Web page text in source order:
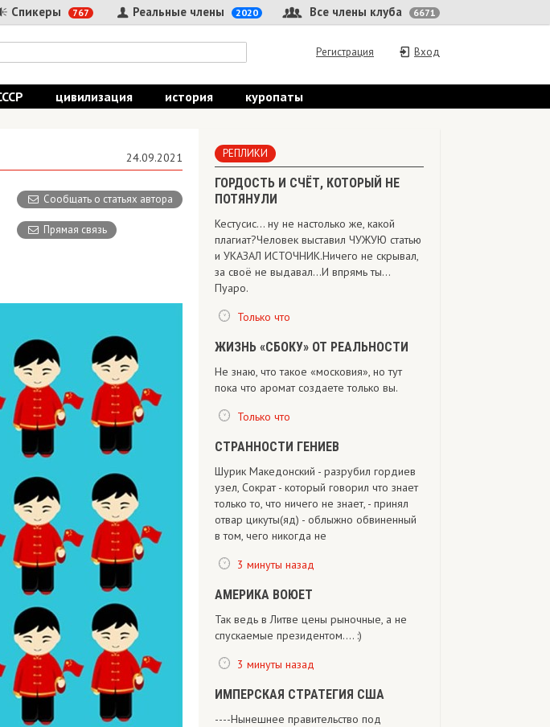
Спикеры 767 Все члены клуба 6671
Реальные члены 2020
Вход
Регистрация
цивилизация история куропаты
24.09.2021
Сообщать о статьях автора
Прямая связь
РЕПЛИКИ
ГОРДОСТЬ И СЧЁТ, КОТОРЫЙ НЕ
ПОТЯНУЛИ
Кестусис… ну не настолько же, какой
плагиат?Человек выставил ЧУЖУЮ статью
и УКАЗАЛ ИСТОЧНИК.Ничего не скрывал,
за своё не выдавал…И впрямь ты…
Пуаро.
Только что
ЖИЗНЬ «СБОКУ» ОТ РЕАЛЬНОСТИ
Не знаю, что такое «московия», но тут
пока что аромат создаете только вы.
Только что
СТРАННОСТИ ГЕНИЕВ
Шурик Македонский - разрубил гордиев
узел, Сократ - который говорил что знает
только то, что ничего не знает, - принял
отвар цикуты(яд) - облыжно обвиненный
в том, чего никогда не
3 минуты назад
АМЕРИКА ВОЮЕТ
Так ведь в Литве цены рыночные, а не
спускаемые президентом.... :)
3 минуты назад
ИМПЕРСКАЯ СТРАТЕГИЯ США
----Нынешнее правительство под